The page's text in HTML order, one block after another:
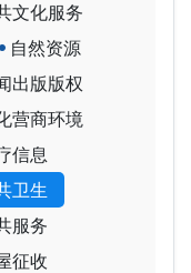
文化服务
自然资源
出版版权
营商环境
信息
卫生
服务
征收